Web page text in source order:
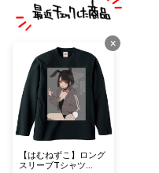
×
【はむねずこ】ロング
スリーブTシャツ